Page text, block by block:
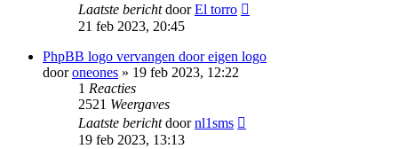
Laatste berichtdoorEl torro
21 feb 2023, 20:45
PhpBB logo vervangen door eigen logo
dooroneones » 19 feb 2023, 12:22
1 Reacties
2521 Weergaves
Laatste berichtdoornl1sms
19 feb 2023, 13:13